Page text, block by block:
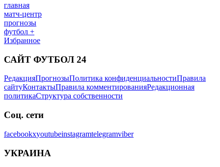
главная
матч-центр
прогнозы
футбол +
Избранное
САЙТ ФУТБОЛ 24
РедакцияПрогнозыПолитика конфиденциальностиПравила
сайтуКонтактыПравила комментированияРедакционная
политикаСтруктура собственности
Соц. сети
facebookxyoutubeinstagramtelegramviber
УКРАИНА